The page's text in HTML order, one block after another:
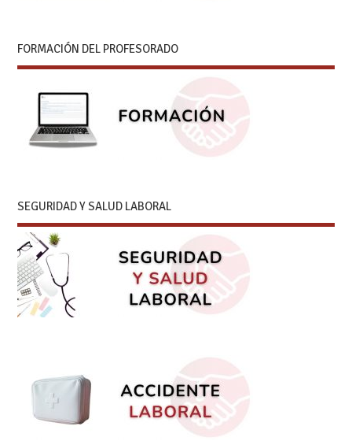
FORMACIÓN DEL PROFESORADO
SEGURIDAD Y SALUD LABORAL